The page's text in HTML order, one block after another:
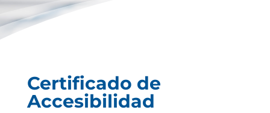
Certificado de
Accesibilidad